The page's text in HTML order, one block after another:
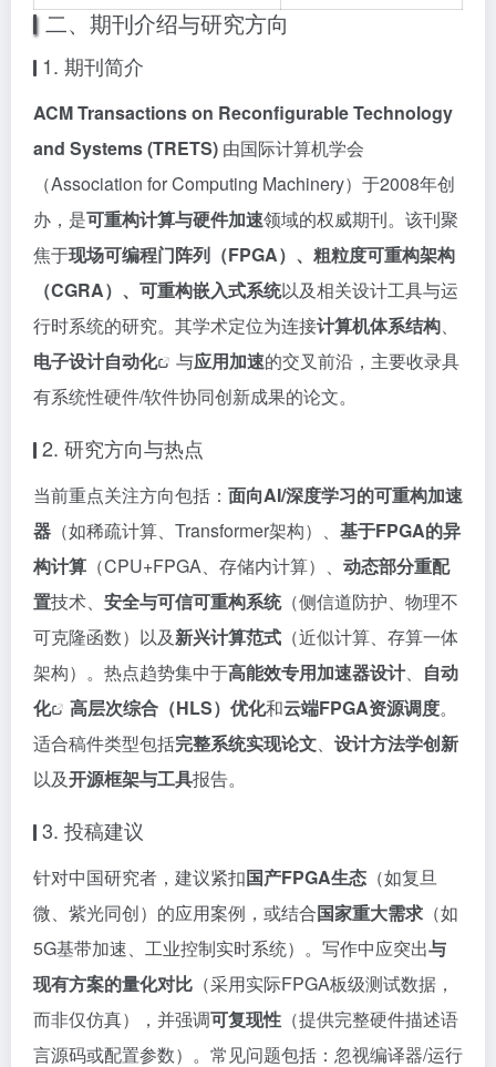
二、期刊介绍与研究方向
1. 期刊简介
ACM Transactions on Reconfigurable Technology
and Systems (TRETS) 由国际计算机学会
（Association for Computing Machinery）于2008年创
办，是可重构计算与硬件加速领域的权威期刊。该刊聚
焦于现场可编程门阵列（FPGA）、粗粒度可重构架构
（CGRA）、可重构嵌入式系统以及相关设计工具与运
行时系统的研究。其学术定位为连接计算机体系结构、
电子设计自动化 与应用加速的交叉前沿，主要收录具
有系统性硬件/软件协同创新成果的论文。
2. 研究方向与热点
当前重点关注方向包括： 面向AI/深度学习的可重构加速
器 （如稀疏计算、Transformer架构）、 基于FPGA的异
构计算 （CPU+FPGA、存储内计算）、 动态部分重配
置技术、 安全与可信可重构系统（侧信道防护、物理不
可克隆函数）以及新兴计算范式 （近似计算、存算一体
架构）。热点趋势集中于高能效专用加速器设计、 自动
化
高层次综合（HLS）优化和云端FPGA资源调度。
适合稿件类型包括完整系统实现论文、 设计方法学创新
以及开源框架与工具报告。
3. 投稿建议
针对中国研究者，建议紧扣国产FPGA生态 （如复旦
微、紫光同创）的应用案例，或结合国家重大需求 （如
5G基带加速、工业控制实时系统）。写作中应突出与
现有方案的量化对比 （采用实际FPGA板级测试数据，
而非仅仿真），并强调可复现性 （提供完整硬件描述语
言源码或配置参数）。常见问题包括：忽视编译器/运行